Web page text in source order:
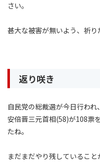
さい。
甚大な被害が無いよう、祈り
返り咲き
自民党の総裁選が今日行われ、
安倍晋三元首相(58)が108票
たね。
まだまだやり残しているこ